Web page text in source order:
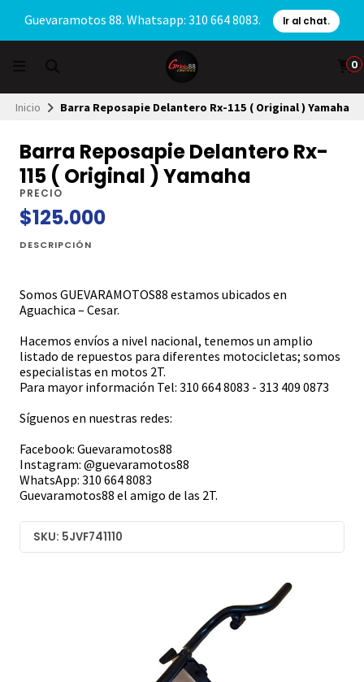
Guevaramotos 88. Whatsapp: 310 664 8083. Ir al chat.
0
Inicio Barra Reposapie Delantero Rx-115 ( Original ) Yamaha
Barra Reposapie Delantero Rx-
115 ( Original ) Yamaha
PRECIO
$125.000
DESCRIPCIÓN
Somos GUEVARAMOTOS88 estamos ubicados en
Aguachica – Cesar.
Hacemos envíos a nivel nacional, tenemos un amplio
listado de repuestos para diferentes motocicletas; somos
especialistas en motos 2T.
Para mayor información Tel: 310 664 8083 - 313 409 0873
Síguenos en nuestras redes:
Facebook: Guevaramotos88
Instagram: @guevaramotos88
WhatsApp: 310 664 8083
Guevaramotos88 el amigo de las 2T.
SKU: 5JVF741110